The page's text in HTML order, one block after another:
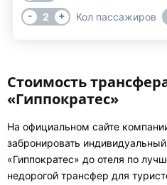
-
2 + Кол пассажиров
Стоимость
«Гиппократес»
На официальном сайте
забронировать
«Гиппократес» до отеля по
недорогой трансфер для